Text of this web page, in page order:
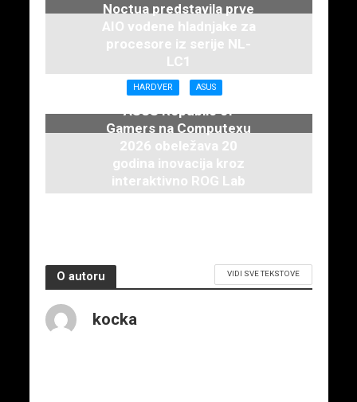
Noctua predstavila prve
AIO vodene hladnjake za
procesore iz serije NL-
LC1
16. juna 2026.
HARDVER ASUS
ASUS Republic of
Gamers na Computexu
2026 obeležava 20
godina inovacija kroz
interaktivno ROG Lab
iskustvo
O autoru VIDI SVE TEKSTOVE
kocka